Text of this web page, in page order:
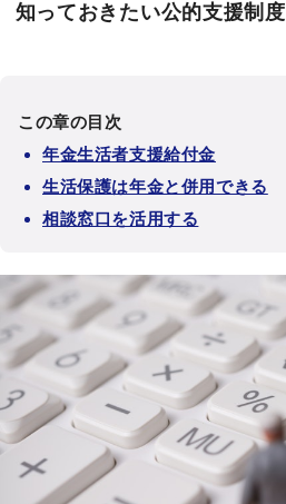
知っておきたい公的支援制度
この章の目次
年金生活者支援給付金
生活保護は年金と併用できる
相談窓口を活用する